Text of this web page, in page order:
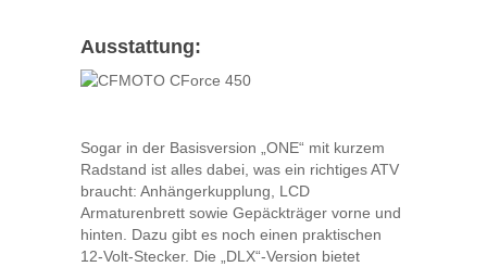
Ausstattung:
Sogar in der Basisversion „ONE“ mit kurzem
Radstand ist alles dabei, was ein richtiges ATV
braucht: Anhängerkupplung, LCD
Armaturenbrett sowie Gepäckträger vorne und
hinten. Dazu gibt es noch einen praktischen
12-Volt-Stecker. Die „DLX“-Version bietet